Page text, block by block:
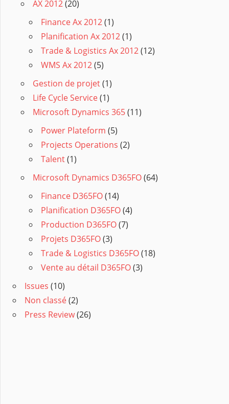
AX 2012(20)
Finance Ax 2012(1)
Planification Ax 2012(1)
Trade & Logistics Ax 2012(12)
WMS Ax 2012(5)
Gestion de projet(1)
Life Cycle Service(1)
Microsoft Dynamics 365(11)
Power Plateform (5)
Projects Operations (2)
Talent(1)
Microsoft Dynamics D365FO(64)
Finance D365FO(14)
Planification D365FO(4)
Production D365FO(7)
Projets D365FO(3)
Trade & Logistics D365FO(18)
Vente au détail D365FO(3)
Issues (10)
Non classé(2)
Press Review(26)